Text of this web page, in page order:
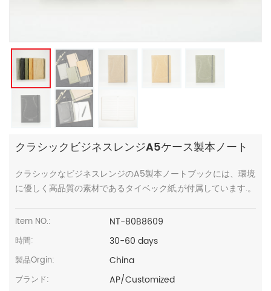
クラシックビジネスレンジA5ケース製本ノート
クラシックなビジネスレンジのA5製本ノートブックには、環境
に優しく高品質の素材であるタイベック紙,が付属しています.。
Item NO.: NT-80B8609
時間: 30-60 days
製品Orgin: China
ブランド: AP/Customized